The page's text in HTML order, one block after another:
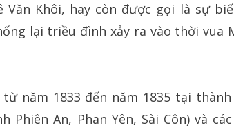
Văn Khôi, hay còn được gọi là sự
lại triều đình xảy ra vào thời vua
năm 1833 đến năm 1835 tại
Phiên An, Phan Yên, Sài Côn) và